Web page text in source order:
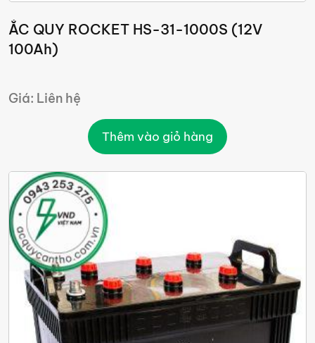
ẮC QUY ROCKET HS-31-1000S (12V
100Ah)
Giá: Liên hệ
Thêm vào giỏ hàng